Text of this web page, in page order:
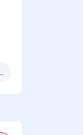
Beograd, Čačak, Jagodina, Kragujevac, Kruševac + 15 mesta